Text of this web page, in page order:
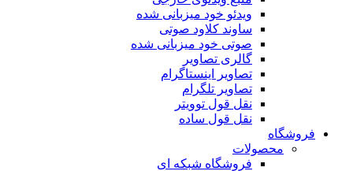
ویدئو خود میزبانی شده
ساوند کلاود صوتی
صوتی خود میزبانی شده
گالری تصاویر
تصاویر اینستاگرام
تصاویر تلگرام
نقل قول توویتر
نقل قول ساده
فروشگاه
محصولات
فروشگاه شبکه ای